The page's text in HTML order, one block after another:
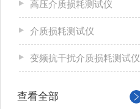
高压介质损耗测试仪
介质损耗测试仪
变频抗干扰介质损耗测试仪
查看全部